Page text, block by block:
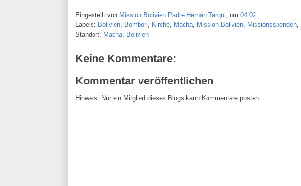
Eingestellt von Mission Bolivien Padre Hernán Tarqui, um 04:02
Labels: Bolivien, Bombori, Kirche, Macha, Mission Bolivien, Missionsspenden,
Standort: Macha, Bolivien
Keine Kommentare:
Kommentar veröffentlichen
Hinweis: Nur ein Mitglied dieses Blogs kann Kommentare posten.